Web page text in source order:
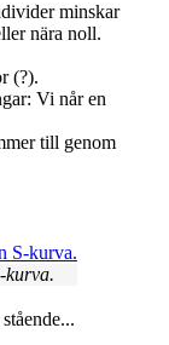
minskar
nära noll.
(?).
Vi når en
till genom
kurva.